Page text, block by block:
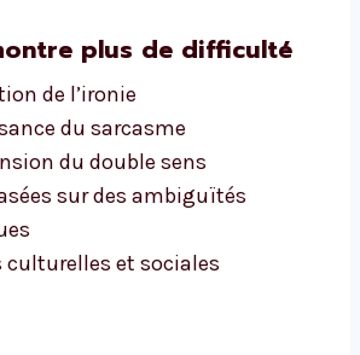
plus de difficulté
de l’ironie
du sarcasme
du double sens
sur des ambiguïtés
culturelles et sociales